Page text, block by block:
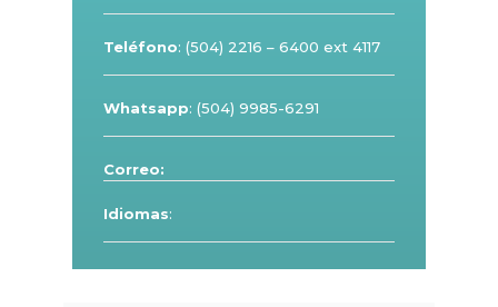
Teléfono: (504) 2216 – 6400 ext 4117
Whatsapp: (504) 9985-6291
Correo:
Idiomas: